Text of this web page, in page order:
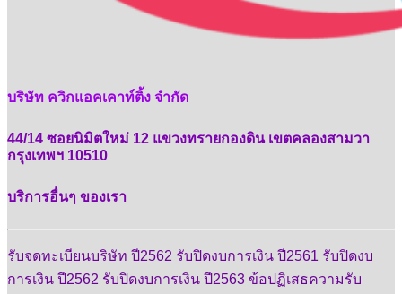
บริษัท ควิกแอคเคาท์ติ้ง จำกัด
44/14 ซอยนิมิตใหม่ 12 แขวงทรายกองดิน เขตคลองสามวา
กรุงเทพฯ 10510
บริการอื่นๆ ของเรา
รับจดทะเบียนบริษัท ปี2562 รับปิดงบการเงิน ปี2561 รับปิดงบ
การเงิน ปี2562 รับปิดงบการเงิน ปี2563 ข้อปฏิเสธความรับ